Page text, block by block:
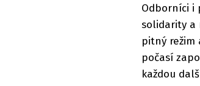
Odborníci i
solidarity a
pitný režim
počasí
každou